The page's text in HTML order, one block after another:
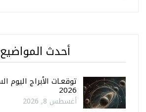
أحدث المواضيع
2026
أغسطس 8, 2026